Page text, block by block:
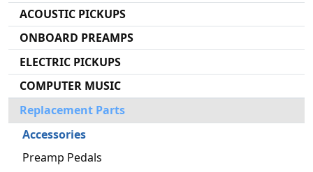
ACOUSTIC PICKUPS
ONBOARD PREAMPS
ELECTRIC PICKUPS
COMPUTER MUSIC
Replacement Parts
Accessories
Preamp Pedals